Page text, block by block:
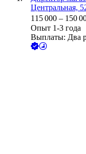
Центральная,
115 000 – 150
Опыт 1-3 года
Выплаты: Два